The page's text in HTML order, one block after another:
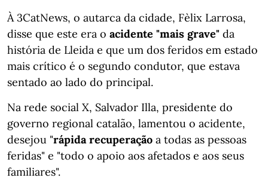
À 3CatNews, o autarca da cidade, Fèlix Larrosa,
disse que este era o acidente "mais grave" da
história de Lleida e que um dos feridos em estado
mais crítico é o segundo condutor, que estava
sentado ao lado do principal.
Na rede social X, Salvador Illa, presidente do
governo regional catalão, lamentou o acidente,
desejou "rápida recuperação a todas as pessoas
feridas" e "todo o apoio aos afetados e aos seus
familiares".